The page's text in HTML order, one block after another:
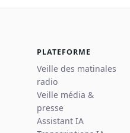
PLATEFORME
Veille des matinales
radio
Veille média &
presse
Assistant IA